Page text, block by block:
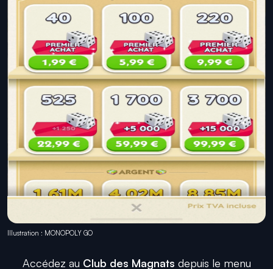
Illustration : MONOPOLY GO
Accédez au Club des Magnats depuis le menu